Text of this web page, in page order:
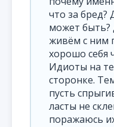
что за бред?
может быть?
живём с ним
хорошо себя
Идиоты на
сторонке.
пусть
ласты не
поражаюсь